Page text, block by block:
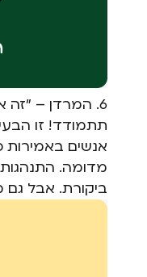
6. המרדן – "זה
תתמודד! זו
אנשים באמירות
מדומה.
ביקורת. אבל גם